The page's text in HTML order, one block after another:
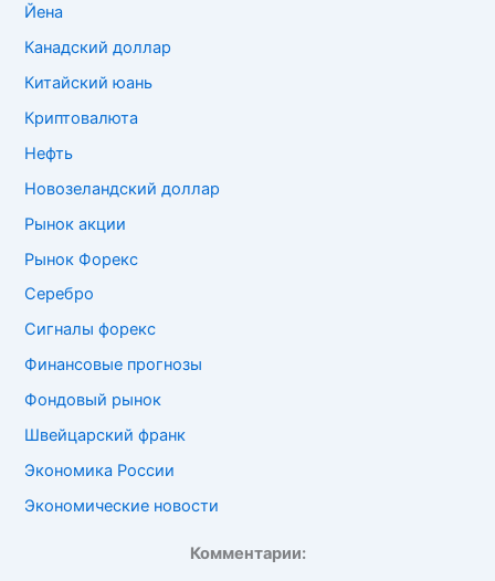
Йена
Канадский доллар
Китайский юань
Криптовалюта
Нефть
Новозеландский доллар
Рынок акции
Рынок Форекс
Серебро
Сигналы форекс
Финансовые прогнозы
Фондовый рынок
Швейцарский франк
Экономика России
Экономические новости
Комментарии: